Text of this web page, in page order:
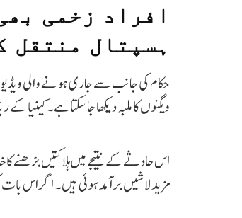
افراد زخمی
ہسپتال منتقل
حکام کی جانب سے جاری ہونے والی
ویگنوں کا ملبہ دیکھا جا سکتا ہے۔
اس حادثے کے نتیجے میں ہلاکتیں بڑھنے
مزید لاشیں برآمد ہوئی ہیں۔ اگر اس بات کی